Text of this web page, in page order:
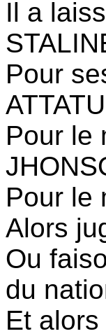
Il a
Pour
Pour le
Pour le
Alors
Ou
du
Et